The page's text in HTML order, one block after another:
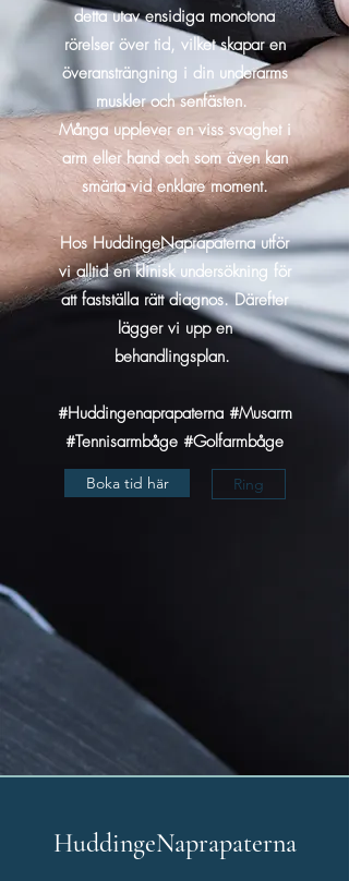
detta utav ensidiga monotona
rörelser över tid, vilket skapar en
överansträngning i din underarms
muskler och senfästen.
Många upplever en viss svaghet i
arm eller hand och som även kan
smärta vid enklare moment.
Hos HuddingeNaprapaterna utför
vialltid en klinisk undersökning för
att fastställa rätt diagnos. Därefter
lägger vi upp en
behandlingsplan.
#Huddingenaprapaterna #Musarm
#Tennisarmbåge #Golfarmbåge
Boka tid här Ring
HuddingeNaprapaterna